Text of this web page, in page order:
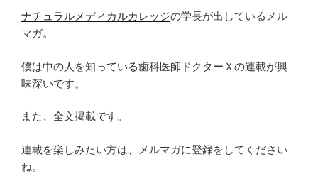
ナチュラルメディカルカレッジの学長が出しているメル
マガ。
僕は中の人を知っている歯科医師ドクターＸの連載が興
味深いです。
また、全文掲載です。
連載を楽しみたい方は、メルマガに登録をしてください
ね。